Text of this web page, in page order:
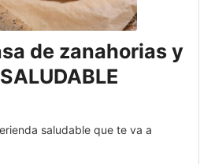
de zanahorias y
saludable que te va a